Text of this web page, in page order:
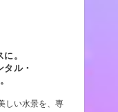
。
タル・
しい水景を、専